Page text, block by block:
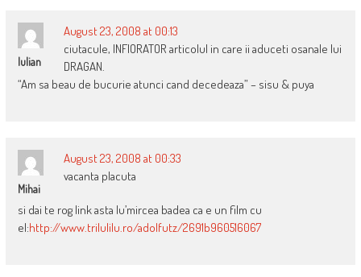
Iulian
August 23, 2008 at 00:13
ciutacule, INFIORATOR articolul in care ii aduceti osanale lui
DRAGAN.
“Am sa beau de bucurie atunci cand decedeaza” – sisu & puya
Mihai
August 23, 2008 at 00:33
vacanta placuta
si dai te rog link asta lu’mircea badea ca e un film cu
el:http://www.trilulilu.ro/adolfutz/2691b960516067